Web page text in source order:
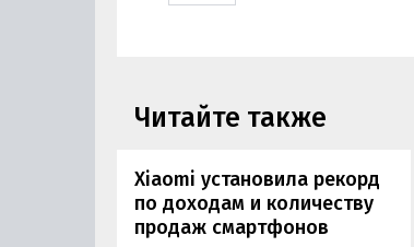
Читайте также
Xiaomi установила рекорд
по доходам и количеству
продаж смартфонов